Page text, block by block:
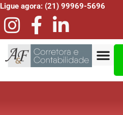
Ligue agora: (21) 99969-5696